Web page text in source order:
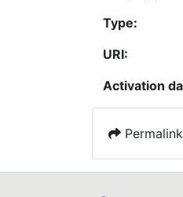
Type:
URI:
Activation
Permalink